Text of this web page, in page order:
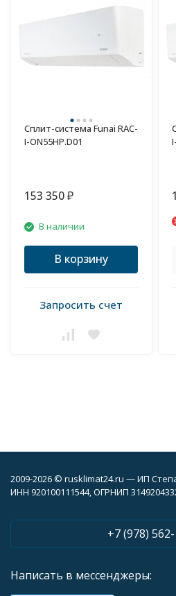
Сплит-система Funai RAC-
I-ON55HP.D01
153 350 ₽
В наличии
В корзину
Запросить счет
2009-2026 © rusklimat24.ru — ИП
ИНН 920100111544, ОГРНИП
+7 (978)
Написать в мессенджеры: